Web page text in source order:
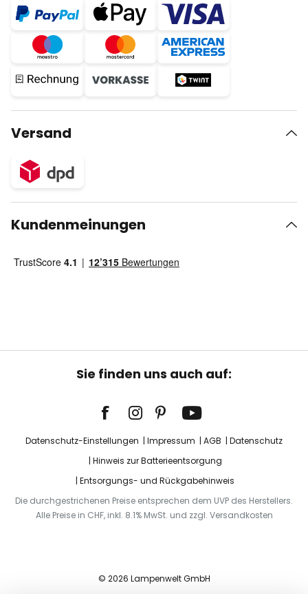
Versand
Kundenmeinungen
Sie finden uns auch auf:
Datenschutz-Einstellungen Impressum AGB
Datenschutz
Hinweis zur Batterieentsorgung
Entsorgungs- und Rückgabehinweis
Die durchgestrichenen Preise entsprechen dem UVP des Herstellers.
Alle Preise in CHF, inkl. 8.1% MwSt. und zzgl. Versandkosten
© 2026 Lampenwelt GmbH